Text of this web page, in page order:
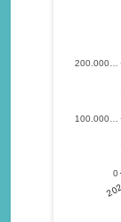
0
100.000…
200.000…